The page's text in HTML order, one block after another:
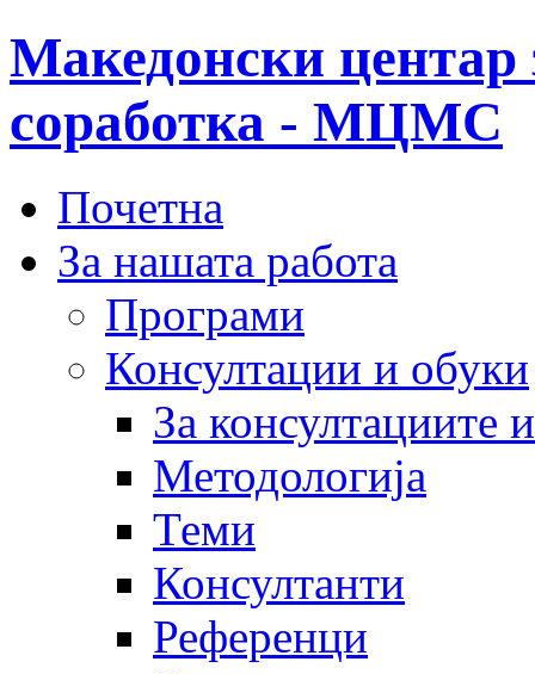
Македонски центар
соработка - МЦМС
Почетна
За нашата работа
Програми
Консултации и обуки
За консултациите
Методологија
Теми
Консултанти
Референци